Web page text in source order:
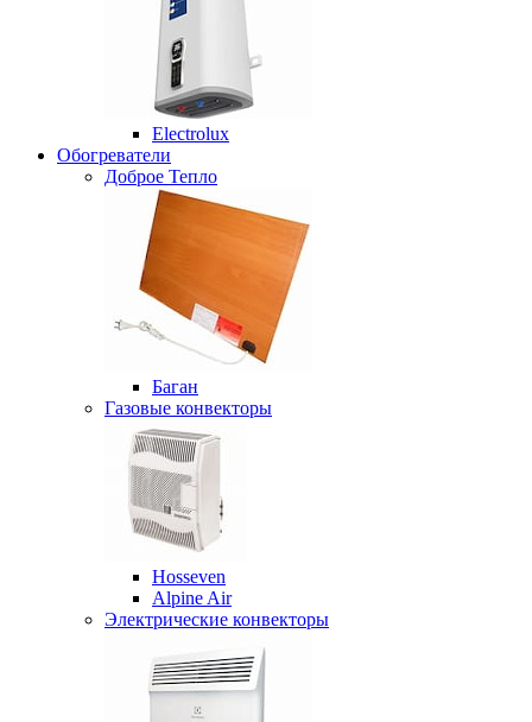
Electrolux
Обогреватели
Доброе Тепло
Баган
Газовые конвекторы
Hosseven
Alpine Air
Электрические конвекторы